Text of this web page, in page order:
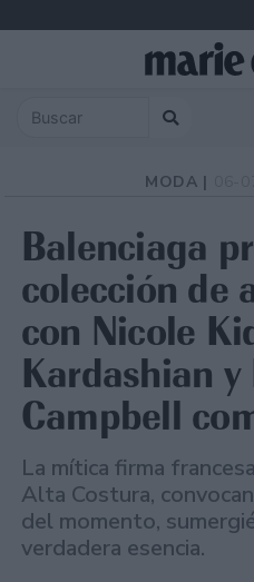
MODA |
Balenciaga
colección de
con Nicole
Kardashian y
Campbell
La mítica firma
Alta Costura,
del momento,
verdadera esencia.